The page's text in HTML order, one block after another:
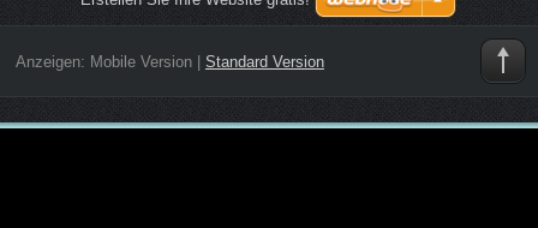
Anzeigen: Mobile Version| Standard Version